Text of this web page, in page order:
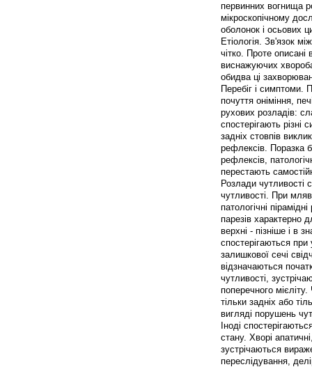
первинних вогнища
мікроскопічному
оболонок і осьових
Етіологія. Зв'язок
чітко. Проте
виснажуючих
обидва ці
Перебіг і симптоми.
почуття оніміння,
рухових розладів:
спостерігають різні
задніх стовпів
рефлексів. Поразка
рефлексів,
перестають
Розлади чутливості
чутливості. При
патологічні
парезів характерно
верхні - пізніше і в
спостерігаються при
залишкової сечі
відзначаються
чутливості,
поперечного
тільки задніх або
вигляді порушень
Іноді
стану. Хворі
зустрічаються
переслідування,